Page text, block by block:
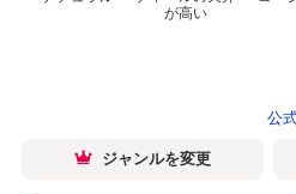
が高い
公
ジャンルを変更